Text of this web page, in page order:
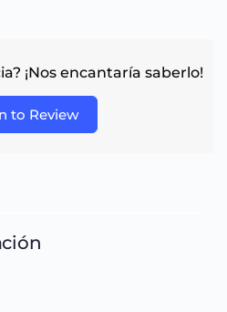
¡Nos encantaría saberlo!
to Review